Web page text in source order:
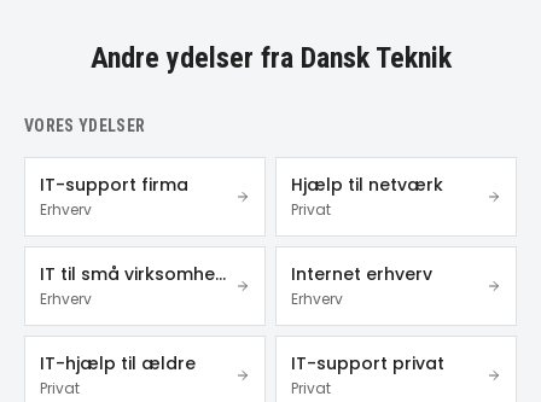
Andre ydelser fra Dansk Teknik
VORES YDELSER
IT-support firma
Erhverv
Hjælp til netværk
Privat
IT til små virksomheder
Erhverv
Internet erhverv
Erhverv
IT-hjælp til ældre
Privat
IT-support privat
Privat